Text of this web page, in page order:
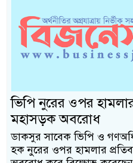
ভিপি নুরের ওপর হামলার
মহাসড়ক অবরোধ
ডাকসুর সাবেক ভিপি ও
হক নুরের ওপর হামলার